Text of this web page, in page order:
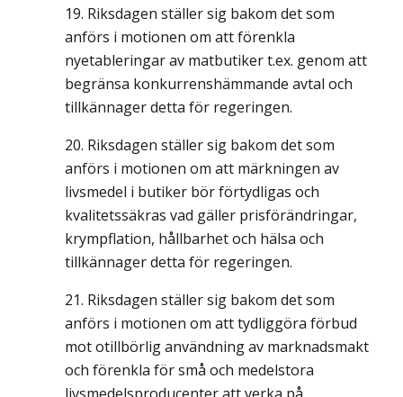
Riksdagen ställer sig bakom det som
anförs i motionen om att förenkla
nyetableringar av matbutiker t.ex. genom att
begränsa konkurrenshämmande avtal och
tillkännager detta för regeringen.
Riksdagen ställer sig bakom det som
anförs i motionen om att märkningen av
livsmedel i butiker bör förtydligas och
kvalitetssäkras vad gäller prisförändringar,
krympflation, hållbarhet och hälsa och
tillkännager detta för regeringen.
Riksdagen ställer sig bakom det som
anförs i motionen om att tydliggöra förbud
mot otillbörlig användning av marknadsmakt
och förenkla för små och medelstora